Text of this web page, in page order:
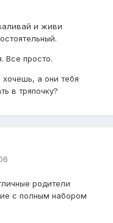
и живи
Все просто.
а они тебя
в тряпочку?
родители
с полным набором